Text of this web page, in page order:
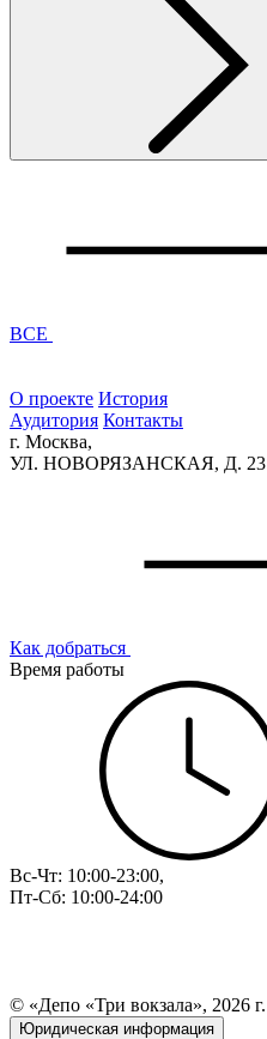
ВСЕ
О проекте История
Аудитория Контакты
г. Москва,
УЛ. НОВОРЯЗАНСКАЯ, Д. 23
Как добраться
Время работы
Вс-Чт: 10:00-23:00,
Пт-Сб: 10:00-24:00
© «Депо «Три вокзала», 2026 г.
Юридическая информация